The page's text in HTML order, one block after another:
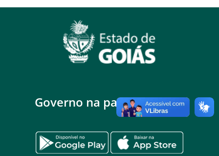
Governo na palma da mão